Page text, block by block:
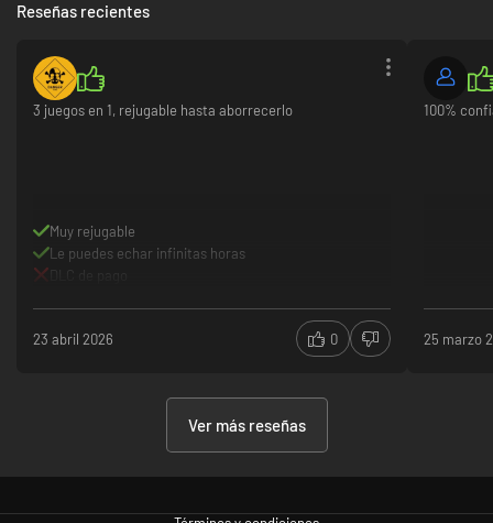
Reseñas recientes
3 juegos en 1, rejugable hasta aborrecerlo
Muy rejugable
Le puedes echar infinitas horas
23 abril 2026 0
100%
25 marzo
Ver más reseñas